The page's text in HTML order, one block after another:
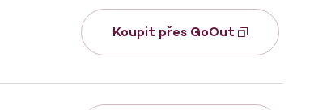
Koupit přes GoOut